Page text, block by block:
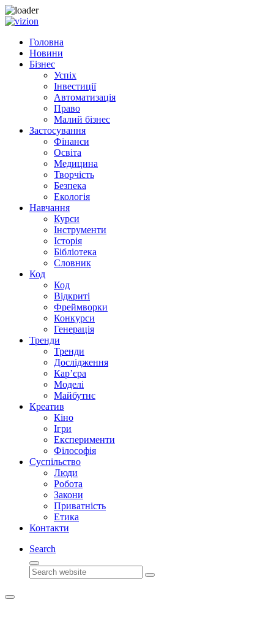
Skip to content
Головна
Новини
Бізнес
Успіх
Інвестиції
Автоматизація
Право
Малий бізнес
Застосування
Фінанси
Освіта
Медицина
Творчість
Безпека
Екологія
Навчання
Курси
Інструменти
Історія
Бібліотека
Словник
Код
Код
Відкриті
Фреймворки
Конкурси
Генерація
Тренди
Тренди
Дослідження
Кар’єра
Моделі
Майбутнє
Креатив
Кіно
Ігри
Експерименти
Філософія
Суспільство
Люди
Робота
Закони
Приватність
Етика
Контакти
Search
Search